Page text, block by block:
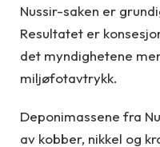
Nussir-saken er
Resultatet er
det myndighetene
miljøfotavtrykk.
Deponimassene fra
av kobber, nikkel og